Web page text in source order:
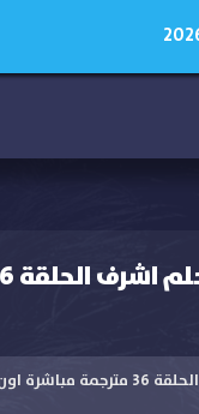
الحلقة 36 مترجمة
مشاهدة مسلسل حلم اشرف